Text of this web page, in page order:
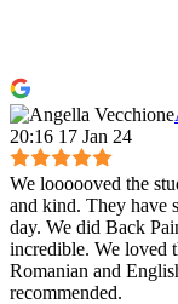
20:16 17 Jan 24
We loooooved the
and kind. They have
day. We did Back
incredible. We loved
Romanian and
recommended.